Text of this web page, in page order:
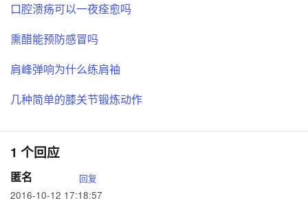
口腔溃疡可以一夜痊愈吗
熏醋能预防感冒吗
肩峰弹响为什么练肩袖
几种简单的膝关节锻炼动作
1 个回应
匿名 回复
2016-10-12 17:18:57